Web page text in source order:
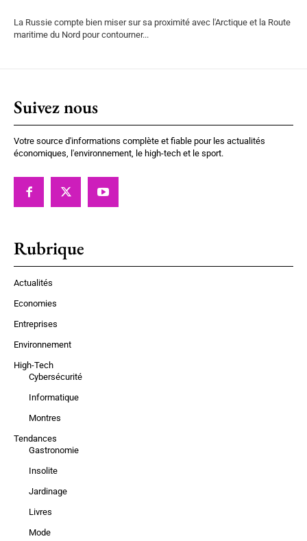
La Russie compte bien miser sur sa proximité avec l'Arctique et la Route
maritime du Nord pour contourner...
Suivez nous
Votre source d'informations complète et fiable pour les actualités
économiques, l'environnement, le high-tech et le sport.
Rubrique
Actualités
Economies
Entreprises
Environnement
High-Tech
Cybersécurité
Informatique
Montres
Tendances
Gastronomie
Insolite
Jardinage
Livres
Mode